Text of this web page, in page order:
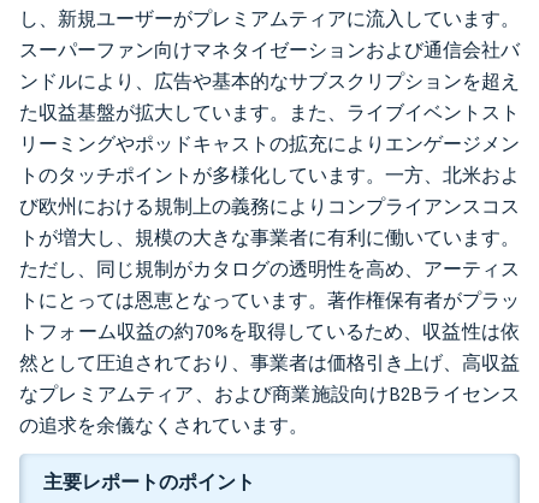
し、新規ユーザーがプレミアムティアに流入しています。
スーパーファン向けマネタイゼーションおよび通信会社バ
ンドルにより、広告や基本的なサブスクリプションを超え
た収益基盤が拡大しています。また、ライブイベントスト
リーミングやポッドキャストの拡充によりエンゲージメン
トのタッチポイントが多様化しています。一方、北米およ
び欧州における規制上の義務によりコンプライアンスコス
トが増大し、規模の大きな事業者に有利に働いています。
ただし、同じ規制がカタログの透明性を高め、アーティス
トにとっては恩恵となっています。著作権保有者がプラッ
トフォーム収益の約70%を取得しているため、収益性は依
然として圧迫されており、事業者は価格引き上げ、高収益
なプレミアムティア、および商業施設向けB2Bライセンス
の追求を余儀なくされています。
主要レポートのポイント